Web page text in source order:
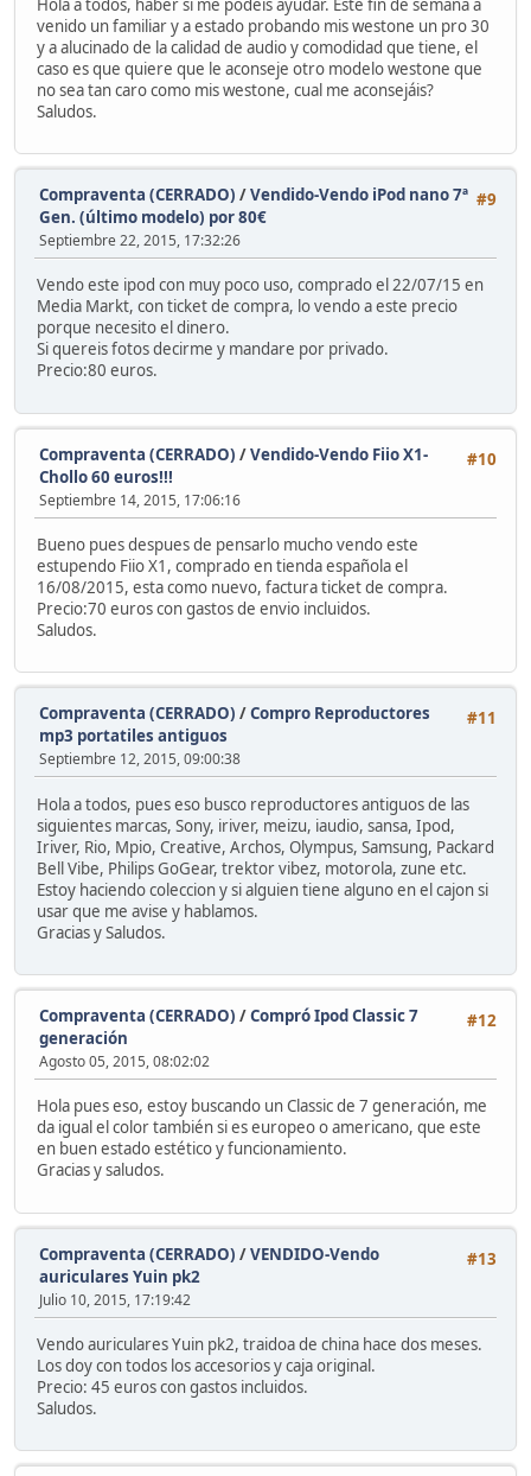
Hola a todos, haber si me podéis ayudar. Este fin de semana a
venido un familiar y a estado probando mis westone un pro 30
y a alucinado de la calidad de audio y comodidad que tiene, el
caso es que quiere que le aconseje otro modelo westone que
no sea tan caro como mis westone, cual me aconsejáis?
Saludos.
#9
Compraventa (CERRADO) /Vendido-Vendo iPod nano 7ª
Gen. (último modelo) por 80€
Septiembre 22, 2015, 17:32:26
Vendo este ipod con muy poco uso, comprado el 22/07/15 en
Media Markt, con ticket de compra, lo vendo a este precio
porque necesito el dinero.
Si quereis fotos decirme y mandare por privado.
Precio:80 euros.
#10
Compraventa (CERRADO) /Vendido-Vendo Fiio X1-
Chollo 60 euros!!!
Septiembre 14, 2015, 17:06:16
Bueno pues despues de pensarlo mucho vendo este
estupendo Fiio X1, comprado en tienda española el
16/08/2015, esta como nuevo, factura ticket de compra.
Precio:70 euros con gastos de envio incluidos.
Saludos.
#11
Compraventa (CERRADO) /Compro Reproductores
mp3 portatiles antiguos
Septiembre 12, 2015, 09:00:38
Hola a todos, pues eso busco reproductores antiguos de las
siguientes marcas, Sony, iriver, meizu, iaudio, sansa, Ipod,
Iriver, Rio, Mpio, Creative, Archos, Olympus, Samsung, Packard
Bell Vibe, Philips GoGear, trektor vibez, motorola, zune etc.
Estoy haciendo coleccion y si alguien tiene alguno en el cajon si
usar que me avise y hablamos.
Gracias y Saludos.
#12
Compraventa (CERRADO) /Compró Ipod Classic 7
generación
Agosto 05, 2015, 08:02:02
Hola pues eso, estoy buscando un Classic de 7 generación, me
da igual el color también si es europeo o americano, que este
en buen estado estético y funcionamiento.
Gracias y saludos.
#13
Compraventa (CERRADO) /VENDIDO-Vendo
auriculares Yuin pk2
Julio 10, 2015, 17:19:42
Vendo auriculares Yuin pk2, traidoa de china hace dos meses.
Los doy con todos los accesorios y caja original.
Precio: 45 euros con gastos incluidos.
Saludos.